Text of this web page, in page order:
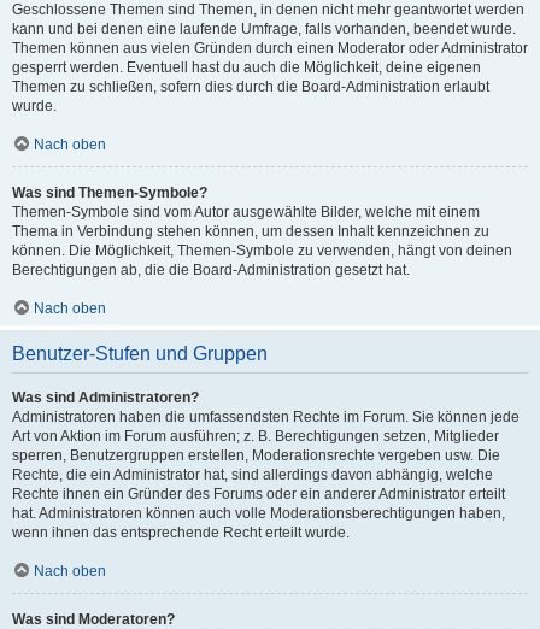
Geschlossene Themen sind Themen, in denen nicht mehr geantwortet werden
kann und bei denen eine laufende Umfrage, falls vorhanden, beendet wurde.
Themen können aus vielen Gründen durch einen Moderator oder Administrator
gesperrt werden. Eventuell hast du auch die Möglichkeit, deine eigenen
Themen zu schließen, sofern dies durch die Board-Administration erlaubt
wurde.
Nach oben
Was sind Themen-Symbole?
Themen-Symbole sind vom Autor ausgewählte Bilder, welche mit einem
Thema in Verbindung stehen können, um dessen Inhalt kennzeichnen zu
können. Die Möglichkeit, Themen-Symbole zu verwenden, hängt von deinen
Berechtigungen ab, die die Board-Administration gesetzt hat.
Nach oben
Benutzer-Stufen und Gruppen
Was sind Administratoren?
Administratoren haben die umfassendsten Rechte im Forum. Sie können jede
Art von Aktion im Forum ausführen; z. B. Berechtigungen setzen, Mitglieder
sperren, Benutzergruppen erstellen, Moderationsrechte vergeben usw. Die
Rechte, die ein Administrator hat, sind allerdings davon abhängig, welche
Rechte ihnen ein Gründer des Forums oder ein anderer Administrator erteilt
hat. Administratoren können auch volle Moderationsberechtigungen haben,
wenn ihnen das entsprechende Recht erteilt wurde.
Nach oben
Was sind Moderatoren?